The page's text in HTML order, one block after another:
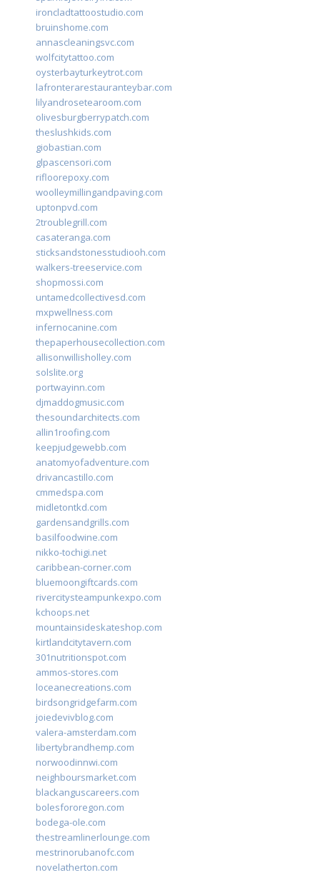
ironcladtattoostudio.com
bruinshome.com
annascleaningsvc.com
wolfcitytattoo.com
oysterbayturkeytrot.com
lafronterarestauranteybar.com
lilyandrosetearoom.com
olivesburgberrypatch.com
theslushkids.com
giobastian.com
glpascensori.com
rifloorepoxy.com
woolleymillingandpaving.com
uptonpvd.com
2troublegrill.com
casateranga.com
sticksandstonesstudiooh.com
walkers-treeservice.com
shopmossi.com
untamedcollectivesd.com
mxpwellness.com
infernocanine.com
thepaperhousecollection.com
allisonwillisholley.com
solslite.org
portwayinn.com
djmaddogmusic.com
thesoundarchitects.com
allin1roofing.com
keepjudgewebb.com
anatomyofadventure.com
drivancastillo.com
cmmedspa.com
midletontkd.com
gardensandgrills.com
basilfoodwine.com
nikko-tochigi.net
caribbean-corner.com
bluemoongiftcards.com
rivercitysteampunkexpo.com
kchoops.net
mountainsideskateshop.com
kirtlandcitytavern.com
301nutritionspot.com
ammos-stores.com
loceanecreations.com
birdsongridgefarm.com
joiedevivblog.com
valera-amsterdam.com
libertybrandhemp.com
norwoodinnwi.com
neighboursmarket.com
blackanguscareers.com
bolesfororegon.com
bodega-ole.com
thestreamlinerlounge.com
mestrinorubanofc.com
novelatherton.com